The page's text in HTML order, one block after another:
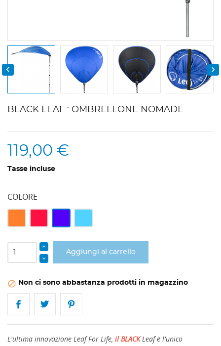
 
BLACK LEAF : OMBRELLONE NOMADE
119,00 €
Tasse incluse
COLORE
Aggiungi al carrello
 Non ci sono abbastanza prodotti in magazzino
L'ultima innovazione Leaf For Life, il BLACKLeaf è l'unico